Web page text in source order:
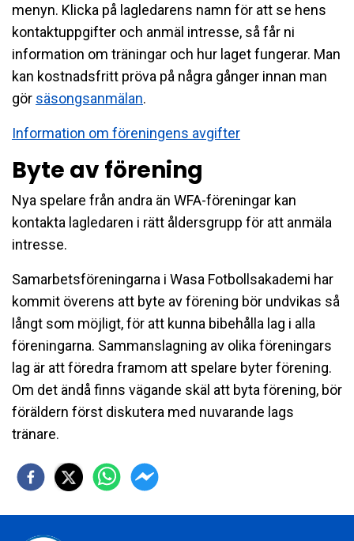
menyn. Klicka på lagledarens namn för att se hens
kontaktuppgifter och anmäl intresse, så får ni
information om träningar och hur laget fungerar. Man
kan kostnadsfritt pröva på några gånger innan man
gör säsongsanmälan.
Information om föreningens avgifter
Byte av förening
Nya spelare från andra än WFA-föreningar kan
kontakta lagledaren i rätt åldersgrupp för att anmäla
intresse.
Samarbetsföreningarna i Wasa Fotbollsakademi har
kommit överens att byte av förening bör undvikas så
långt som möjligt, för att kunna bibehålla lag i alla
föreningarna. Sammanslagning av olika föreningars
lag är att föredra framom att spelare byter förening.
Om det ändå finns vägande skäl att byta förening, bör
föräldern först diskutera med nuvarande lags
tränare.